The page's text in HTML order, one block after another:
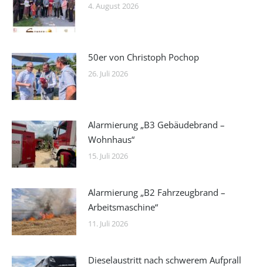
4. August 2026
50er von Christoph Pochop
26. Juli 2026
Alarmierung „B3 Gebäudebrand –
Wohnhaus“
15. Juli 2026
Alarmierung „B2 Fahrzeugbrand –
Arbeitsmaschine“
11. Juli 2026
Dieselaustritt nach schwerem Aufprall